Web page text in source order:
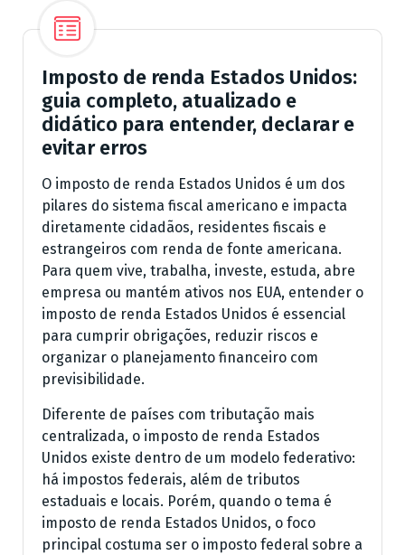
Imposto de renda Estados Unidos:
guia completo, atualizado e
didático para entender, declarar e
evitar erros
O imposto de renda Estados Unidos é um dos
pilares do sistema fiscal americano e impacta
diretamente cidadãos, residentes fiscais e
estrangeiros com renda de fonte americana.
Para quem vive, trabalha, investe, estuda, abre
empresa ou mantém ativos nos EUA, entender o
imposto de renda Estados Unidos é essencial
para cumprir obrigações, reduzir riscos e
organizar o planejamento financeiro com
previsibilidade.
Diferente de países com tributação mais
centralizada, o imposto de renda Estados
Unidos existe dentro de um modelo federativo:
há impostos federais, além de tributos
estaduais e locais. Porém, quando o tema é
imposto de renda Estados Unidos, o foco
principal costuma ser o imposto federal sobre a